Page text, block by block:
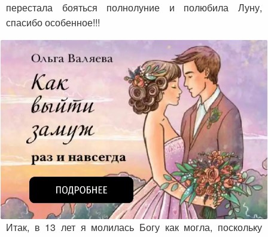
перестала бояться полнолуние и полюбила Луну,
спасибо особенное!!!
Итак, в 13 лет я молилась Богу как могла, поскольку